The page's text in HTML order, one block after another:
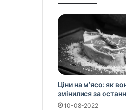
Ціни на м’ясо: як
змінилися за
10-08-2022